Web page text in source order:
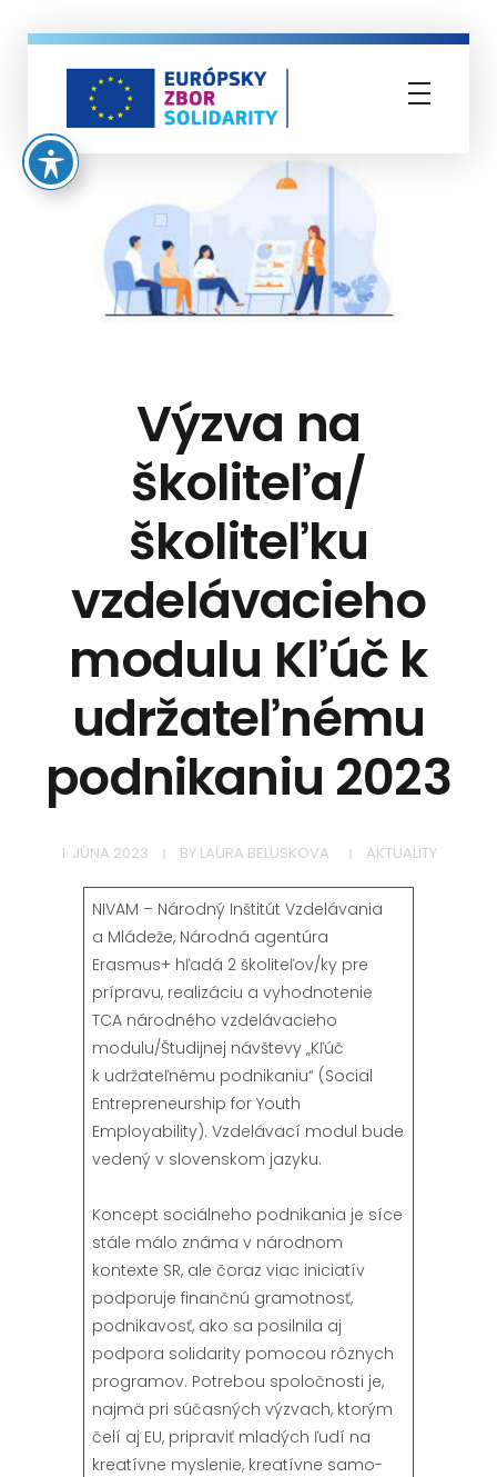
Výzva na
školiteľa/
školiteľku
vzdelávacieho
modulu Kľúč k
udržateľnému
podnikaniu 2023
1. JÚNA 2023 BY LAURA BELUSKOVA AKTUALITY
NIVAM – Národný Inštitút Vzdelávania
a Mládeže, Národná agentúra
Erasmus+ hľadá 2 školiteľov/ky pre
prípravu, realizáciu a vyhodnotenie
TCA národného vzdelávacieho
modulu/Študijnej návštevy „Kľúč
k udržateľnému podnikaniu“ (Social
Entrepreneurship for Youth
Employability). Vzdelávací modul bude
vedený v slovenskom jazyku.
Koncept sociálneho podnikania je síce
stále málo známa v národnom
kontexte SR, ale čoraz viac iniciatív
podporuje finančnú gramotnosť,
podnikavosť, ako sa posilnila aj
podpora solidarity pomocou rôznych
programov. Potrebou spoločnosti je,
najmä pri súčasných výzvach, ktorým
čelí aj EU, pripraviť mladých ľudí na
kreatívne myslenie, kreatívne samo-